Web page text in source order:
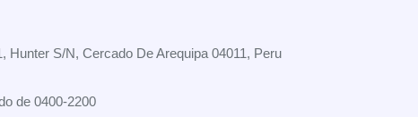
Hunter S/N, Cercado De Arequipa 04011, Peru
de 0400-2200